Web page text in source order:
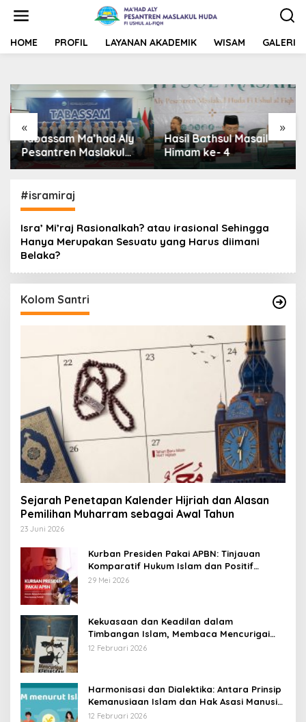
t
HOME PROFIL LAYANAN AKADEMIK WISAM GALERI
« »
Tabassam Ma’had Aly
Pesantren Maslakul
Huda fi Ushul al-Fiqh
Sejarah, Menjangkau
Peradaban”
Hasil Bathsul Masail
Himam ke- 4
#isramiraj
Isra’ Mi’raj Rasionalkah? atau irasional Sehingga
Hanya Merupakan Sesuatu yang Harus diimani
Belaka?
Kolom Santri
Sejarah Penetapan Kalender Hijriah dan Alasan
Pemilihan Muharram sebagai Awal Tahun
23 Juni 2026
Kurban Presiden Pakai APBN: Tinjauan
Komparatif Hukum Islam dan Positif
Negara
29 Mei 2026
Kekuasaan dan Keadilan dalam
Timbangan Islam, Membaca Mencurigai
Kekuasaan Karya Fitron Nur Iksan
12 Februari 2026
Harmonisasi dan Dialektika: Antara Prinsip
Kemanusiaan Islam dan Hak Asasi Manusia
Universal
12 Februari 2026